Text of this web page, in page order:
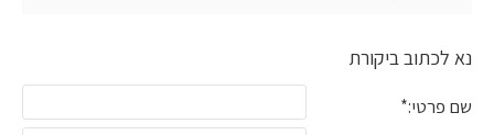
נא לכתוב ביקורת
שם פרטי: